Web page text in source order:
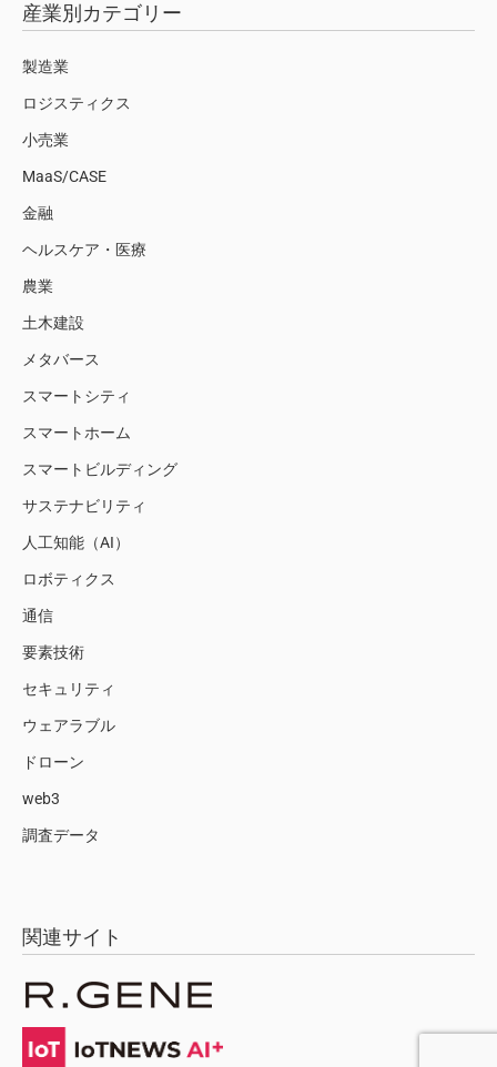
産業別カテゴリー
製造業
ロジスティクス
小売業
MaaS/CASE
金融
ヘルスケア・医療
農業
土木建設
メタバース
スマートシティ
スマートホーム
スマートビルディング
サステナビリティ
人工知能（AI）
ロボティクス
通信
要素技術
セキュリティ
ウェアラブル
ドローン
web3
調査データ
関連サイト